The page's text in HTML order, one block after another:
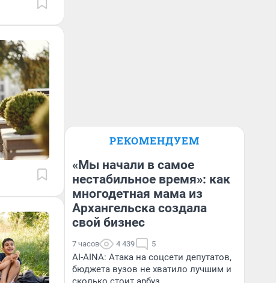
РЕКОМЕНДУЕМ
«Мы начали в самое
нестабильное время»: как
многодетная мама из
Архангельска создала
свой бизнес
7 часов 4 439 5
AI-AINA: Атака на соцсети депутатов,
бюджета вузов не хватило лучшим и